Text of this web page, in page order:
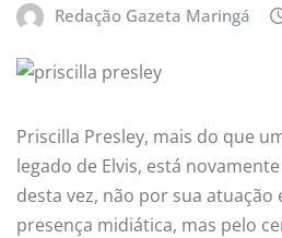
Redação Gazeta Maringá
Priscilla Presley, mais do que
legado de Elvis, está
desta vez, não por sua atuação
presença midiática, mas pelo